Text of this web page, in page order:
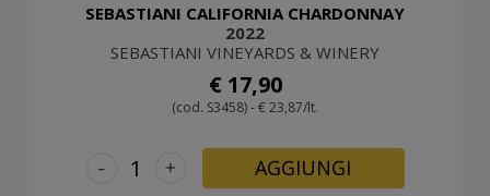
SEBASTIANI CALIFORNIA CHARDONNAY
2022
SEBASTIANI VINEYARDS & WINERY
€ 17,90
(cod. S3458) - € 23,87/lt.
+
- AGGIUNGI